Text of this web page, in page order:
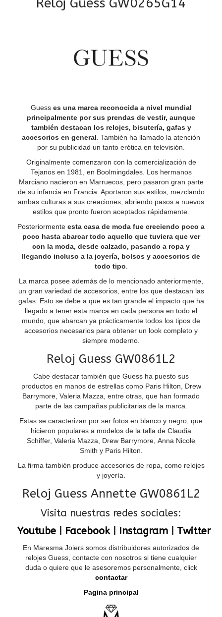
Reloj Guess GW0265G14
Guess es una marca reconocida a nivel mundial
principalmente por sus prendas de vestir, aunque
también destacan los relojes, bisutería, gafas y
accesorios en general . También ha llamado la atención
por su publicidad un tanto erótica en televisión.
Originalmente comenzaron con la comercialización de
Tejanos en 1981, en Boolmingdales. Los hermanos
Marciano nacieron en Marruecos, pero pasaron gran parte
de su infancia en Francia. Aportaron sus estilos, mezclando
ambas culturas a sus creaciones, abriendo pasos a nuevos
estilos que pronto fueron aceptados rápidamente.
Posteriormente esta casa de moda fue creciendo poco a
poco hasta abarcar todo aquello que tuviera que ver
con la moda, desde calzado, pasando a ropa y
llegando incluso a la joyería, bolsos y accesorios de
todo tipo
La marca posee además de lo mencionado anteriormente,
un gran variedad de accesorios, entre los que destacan las
gafas. Esto se debe a que es tan grande el impacto que ha
llegado a tener esta marca en cada persona en todo el
mundo, que abarcan ya prácticamente todos los tipos de
accesorios necesarios para obtener un look completo y
siempre moderno.
Reloj Guess GW0861L2
Cabe destacar también que Guess ha puesto sus
productos en manos de estrellas como Paris Hilton, Drew
Barrymore, Valeria Mazza, entre otras, que han formado
parte de las campañas publicitarias de la marca.
Estas se caracterizan por ser fotos en blanco y negro, que
hicieron populares a modelos de la talla de Claudia
Schiffer, Valeria Mazza, Drew Barrymore, Anna Nicole
Smith y Paris Hilton.
La firma también produce accesorios de ropa, como relojes
y joyería.
Reloj Guess Annette GW0861L2
Visita nuestras redes sociales:
Youtube
Facebook| Instagram Twitter
En Maresma Joiers somos distribuidores autorizados de
relojes Guess, contacte con nosotros si tiene cualquier
duda o quiere que le asesoremos personalmente, click
contactar
Pagina principal